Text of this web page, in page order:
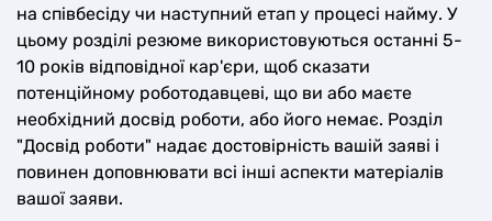
на співбесіду чи наступний етап у процесі найму. У
цьому розділі резюме використовуються останні 5-
10 років відповідної кар'єри, щоб сказати
потенційному роботодавцеві, що ви або маєте
необхідний досвід роботи, або його немає. Розділ
"Досвід роботи" надає достовірність вашій заяві і
повинен доповнювати всі інші аспекти матеріалів
вашої заяви.